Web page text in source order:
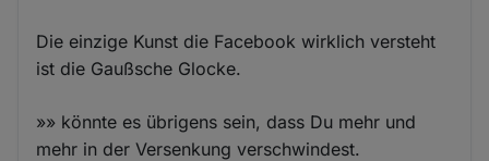
Die einzige Kunst die Facebook wirklich versteht
ist die Gaußsche Glocke.
»» könnte es übrigens sein, dass Du mehr und
mehr in der Versenkung verschwindest.